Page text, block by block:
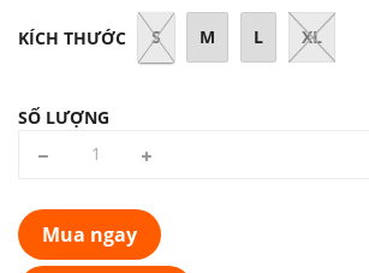
KÍCH THƯỚC S M L XL
SỐ LƯỢNG
Mua ngay